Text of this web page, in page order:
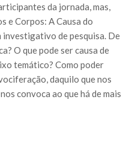
da jornada, mas,
e Corpos: A Causa do
de pesquisa. De
O que pode ser causa de
temático? Como poder
daquilo que nos
convoca ao que há de mais